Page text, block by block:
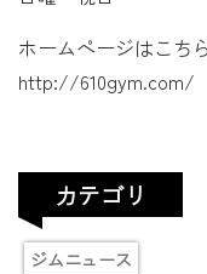
ホームページはこち
http://610gym.com/
カテゴリ
ジムニュース